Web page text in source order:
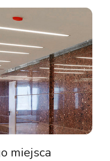
miejsca